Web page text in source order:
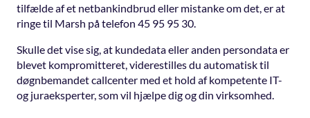
tilfælde af et netbankindbrud eller mistanke om det, er at
ringe til Marsh på telefon 45 95 95 30.
Skulle det vise sig, at kundedata eller anden persondata er
blevet kompromitteret, viderestilles du automatisk til
døgnbemandet callcenter med et hold af kompetente IT-
og juraeksperter, som vil hjælpe dig og din virksomhed.